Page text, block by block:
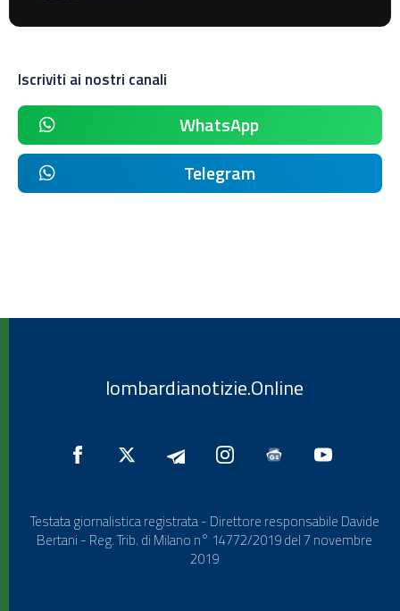
Iscriviti ai nostri canali
WhatsApp
Telegram
lombardianotizie.Online
Testata giornalistica registrata - Direttore responsabile Davide
Bertani - Reg. Trib. di Milano n° 14772/2019 del 7 novembre
2019